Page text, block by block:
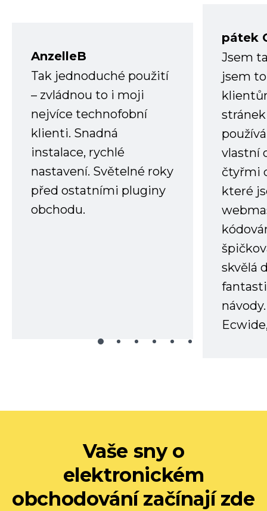
AnzelleB
Tak jednoduché použití
– zvládnou to i moji
nejvíce technofobní
klienti. Snadná
instalace, rychlé
nastavení. Světelné roky
před ostatními pluginy
obchodu.
pátek
Jsem
jsem
vlastní
čtyřmi
které
skvělá
Vaše sny o
elektronickém
obchodování začínají zde